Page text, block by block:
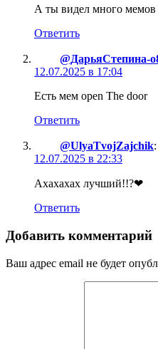
А ты видел много мемов
Ответить
@ДарьяСтепина-
12.07.2025 в 17:04
Есть мем open The door
Ответить
@UlyaTvojZajchik:
12.07.2025 в 22:33
Ахахахах лучший!!?❤
Ответить
Добавить комментарий
Ваш адрес email не будет